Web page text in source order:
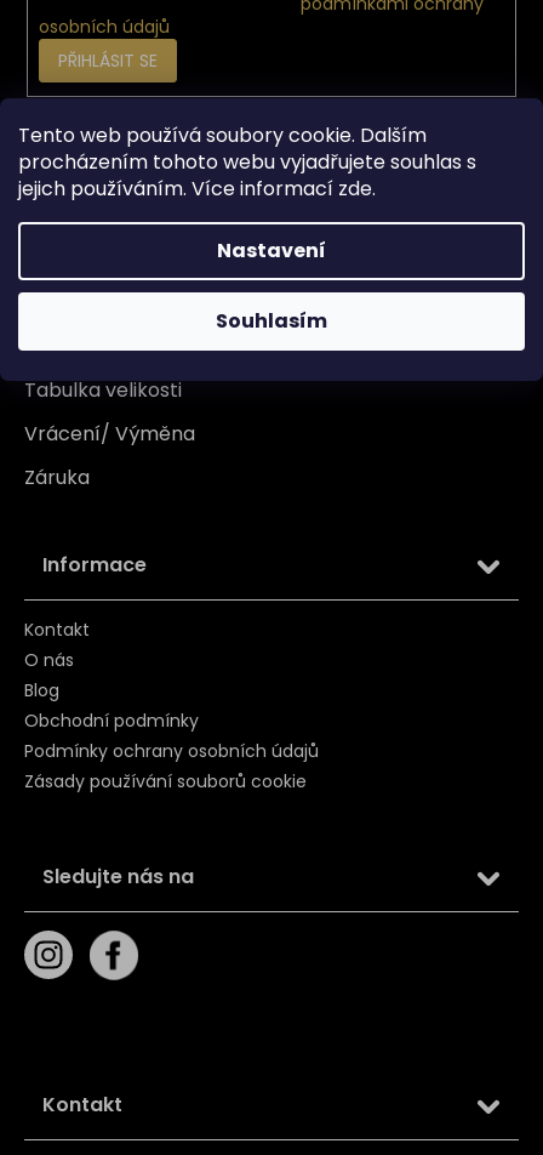
Tento web používá soubory cookie. Dalším
procházením tohoto webu vyjadřujete souhlas s
jejich používáním. Více informací zde.
Nastavení
Souhlasím
osobních údajů
PŘIHLÁSIT SE
Vše o nákupu
Doprava
Reklamace
Tabulka velikosti
Vrácení/ Výměna
Záruka
Informace
Kontakt
O nás
Blog
Obchodní podmínky
Podmínky ochrany osobních údajů
Zásady používání souborů cookie
Sledujte nás na
Kontakt